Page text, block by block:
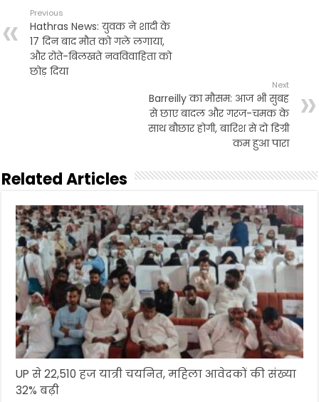
o
o
k
e
r
p
p
Previous
Hathras News: युवक ने शादी के
17 दिन बाद मौत को गले लगाया,
और रोते-बिलखते नवविवाहिता को
छोड़ दिया
Next
Barreilly का मौसम: आज भी सुबह
से छाए बादल और गरज-चमक के
साथ बौछार होगी, बारिश से दो डिग्री
कम हुआ पारा
Related Articles
UP से 22,510 हज यात्री चयनित, महिला आवेदकों की संख्या
32% बढ़ी